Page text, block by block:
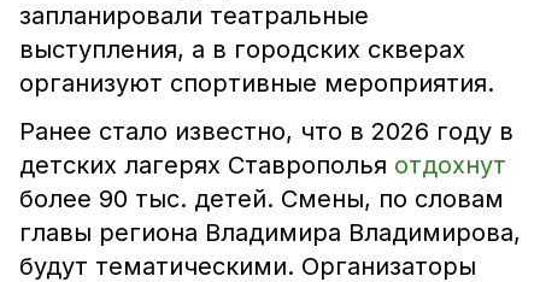
запланировали театральные
выступления, а в городских скверах
организуют спортивные мероприятия.
Ранее стало известно, что в 2026 году в
детских лагерях Ставрополья отдохнут
более 90 тыс. детей. Смены, по словам
главы региона Владимира Владимирова,
будут тематическими. Организаторы